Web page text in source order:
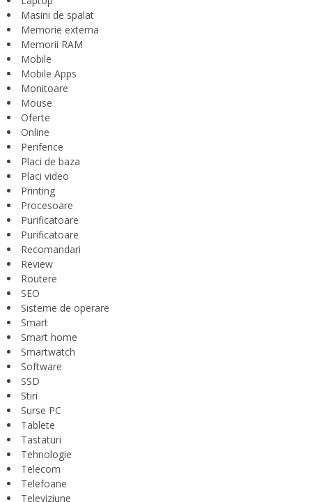
Masini de spalat
Memorie externa
Memorii RAM
Mobile
Mobile Apps
Monitoare
Mouse
Oferte
Online
Periferice
Placi de baza
Placi video
Printing
Procesoare
Purificatoare
Purificatoare
Recomandari
Review
Routere
SEO
Sisteme de operare
Smart
Smart home
Smartwatch
Software
SSD
Stiri
Surse PC
Tablete
Tastaturi
Tehnologie
Telecom
Telefoane
Televiziune